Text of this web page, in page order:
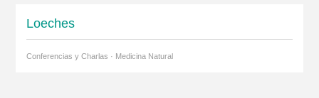
Loeches
Conferencias y Charlas · Medicina Natural